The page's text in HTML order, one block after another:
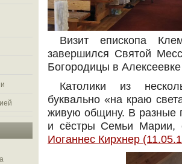
Визит епископа
завершился Святой
Богородицы в
Католики из
буквально «на краю
живую общину. В разные
и сёстры Семьи Марии,
Иоганнес Кирхнер